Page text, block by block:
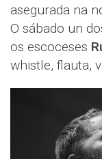
asegurada na
O sábado un
os escoceses
whistle, flauta,